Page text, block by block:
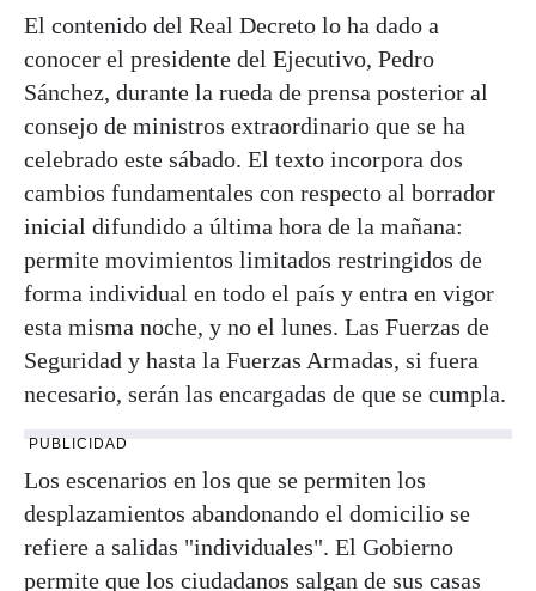
El contenido del Real Decreto lo ha dado a
conocer el presidente del Ejecutivo, Pedro
Sánchez, durante la rueda de prensa posterior al
consejo de ministros extraordinario que se ha
celebrado este sábado. El texto incorpora dos
cambios fundamentales con respecto al borrador
inicial difundido a última hora de la mañana:
permite movimientos limitados restringidos de
forma individual en todo el país y entra en vigor
esta misma noche, y no el lunes. Las Fuerzas de
Seguridad y hasta la Fuerzas Armadas, si fuera
necesario, serán las encargadas de que se cumpla.
PUBLICIDAD
Los escenarios en los que se permiten los
desplazamientos abandonando el domicilio se
refiere a salidas "individuales". El Gobierno
permite que los ciudadanos salgan de sus casas